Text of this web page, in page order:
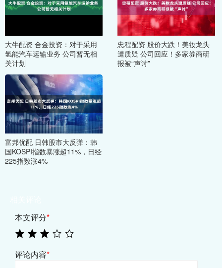
大牛配资 合金投资：对于采用
氢能汽车运输业务 公司暂无相
关计划
忠程配资 股价大跌！美妆龙头
遭质疑 公司回应！多家券商研
报被“声讨”
富邦优配 日韩股市大反弹：韩
国KOSPI指数暴涨超11%，日经
225指数涨4%
本文评分*
评论内容*